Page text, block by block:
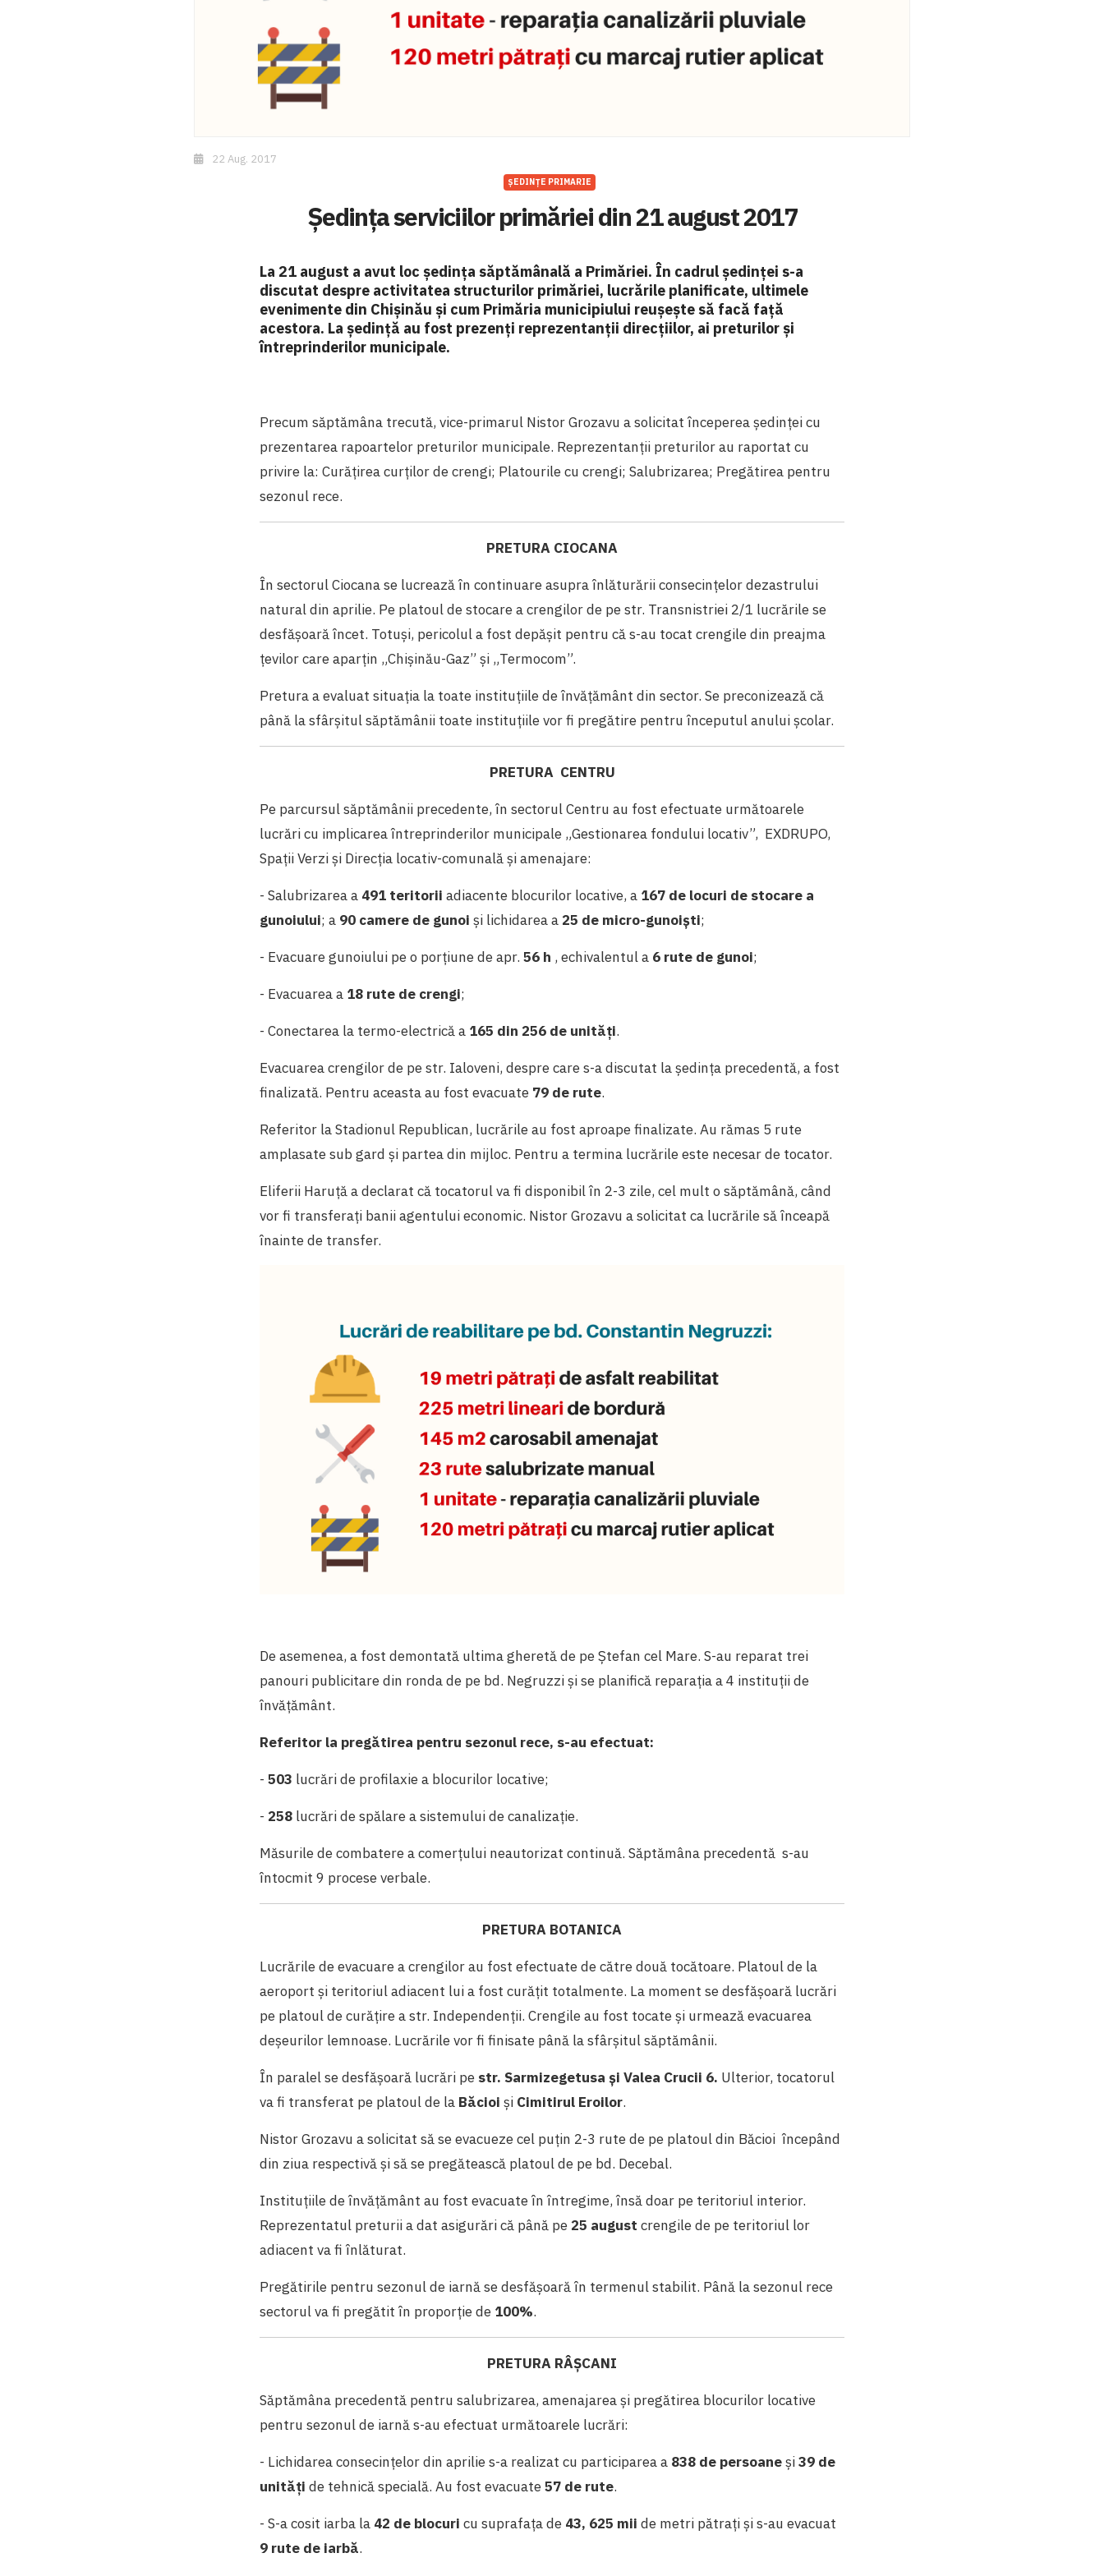
22 Aug. 2017
ȘEDINȚE PRIMARIE
Ședința serviciilor primăriei din 21 august 2017
La 21 august a avut loc ședința săptămânală a Primăriei. În cadrul ședinței s-a
discutat despre activitatea structurilor primăriei, lucrările planificate, ultimele
evenimente din Chișinău și cum Primăria municipiului reușește să facă față
acestora. La ședință au fost prezenți reprezentanții direcțiilor, ai preturilor și
întreprinderilor municipale.
Precum săptămâna trecută, vice-primarul Nistor Grozavu a solicitat începerea ședinței cu
prezentarea rapoartelor preturilor municipale. Reprezentanții preturilor au raportat cu
privire la: Curățirea curților de crengi; Platourile cu crengi; Salubrizarea; Pregătirea pentru
sezonul rece.
PRETURA CIOCANA
În sectorul Ciocana se lucrează în continuare asupra înlăturării consecințelor dezastrului
natural din aprilie. Pe platoul de stocare a crengilor de pe str. Transnistriei 2/1 lucrările se
desfășoară încet. Totuși, pericolul a fost depășit pentru că s-au tocat crengile din preajma
țevilor care aparțin „Chișinău-Gaz” și „Termocom”.
Pretura a evaluat situația la toate instituțiile de învățământ din sector. Se preconizează că
până la sfârșitul săptămânii toate instituțiile vor fi pregătire pentru începutul anului școlar.
PRETURA CENTRU
Pe parcursul săptămânii precedente, în sectorul Centru au fost efectuate următoarele
lucrări cu implicarea întreprinderilor municipale „Gestionarea fondului locativ”, EXDRUPO,
Spații Verzi și Direcția locativ-comunală și amenajare:
- Salubrizarea a 491 teritorii adiacente blocurilor locative, a 167 de locuri de stocare a
gunoiului; a 90 camere de gunoi și lichidarea a 25 de micro-gunoiști;
- Evacuare gunoiului pe o porțiune de apr. 56 h , echivalentul a 6 rute de gunoi;
- Evacuarea a 18 rute de crengi;
- Conectarea la termo-electrică a 165 din 256 de unități.
Evacuarea crengilor de pe str. Ialoveni, despre care s-a discutat la ședința precedentă, a fost
finalizată. Pentru aceasta au fost evacuate 79 de rute.
Referitor la Stadionul Republican, lucrările au fost aproape finalizate. Au rămas 5 rute
amplasate sub gard și partea din mijloc. Pentru a termina lucrările este necesar de tocator.
Eliferii Haruță a declarat că tocatorul va fi disponibil în 2-3 zile, cel mult o săptămână, când
vor fi transferați banii agentului economic. Nistor Grozavu a solicitat ca lucrările să înceapă
înainte de transfer.
De asemenea, a fost demontată ultima gheretă de pe Ștefan cel Mare. S-au reparat trei
panouri publicitare din ronda de pe bd. Negruzzi și se planifică reparația a 4 instituții de
învățământ.
Referitor la pregătirea pentru sezonul rece, s-au efectuat:
- 503 lucrări de profilaxie a blocurilor locative;
- 258 lucrări de spălare a sistemului de canalizație.
Măsurile de combatere a comerțului neautorizat continuă. Săptămâna precedentă s-au
întocmit 9 procese verbale.
PRETURA BOTANICA
Lucrările de evacuare a crengilor au fost efectuate de către două tocătoare. Platoul de la
aeroport și teritoriul adiacent lui a fost curățit totalmente. La moment se desfășoară lucrări
pe platoul de curățire a str. Independenții. Crengile au fost tocate și urmează evacuarea
deșeurilor lemnoase. Lucrările vor fi finisate până la sfârșitul săptămânii.
În paralel se desfășoară lucrări pe str. Sarmizegetusa și Valea Crucii 6. Ulterior, tocatorul
va fi transferat pe platoul de la Băcioi și Cimitirul Eroilor.
Nistor Grozavu a solicitat să se evacueze cel puțin 2-3 rute de pe platoul din Băcioi începând
din ziua respectivă și să se pregătească platoul de pe bd. Decebal.
Instituțiile de învățământ au fost evacuate în întregime, însădoar pe teritoriul interior.
Reprezentatul preturii a dat asigurări că până pe 25 august crengile de pe teritoriul lor
adiacent va fi înlăturat.
Pregătirile pentru sezonul de iarnă se desfășoară în termenul stabilit. Până la sezonul rece
sectorul va fi pregătit în proporție de 100%.
PRETURA RÂȘCANI
Săptămâna precedentă pentru salubrizarea, amenajarea și pregătirea blocurilor locative
pentru sezonul de iarnă s-au efectuat următoarele lucrări:
- Lichidarea consecințelor din aprilie s-a realizat cu participarea a 838 de persoaneși39 de
unități de tehnică specială. Au fost evacuate57 de rute.
- S-a cosit iarba la 42 de blocuri cu suprafața de 43, 625 mii de metri pătrați și s-au evacuat
9 rute de iarbă.